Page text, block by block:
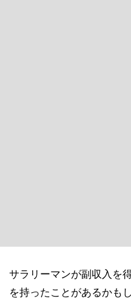
サラリーマンが副収入を
を持ったことがあるかも